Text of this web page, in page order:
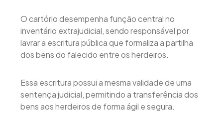
O cartório desempenha função central no
inventário extrajudicial, sendo responsável por
lavrar a escritura pública que formaliza a partilha
dos bens do falecido entre os herdeiros.
Essa escritura possui a mesma validade de uma
sentença judicial, permitindo a transferência dos
bens aos herdeiros de forma ágil e segura.